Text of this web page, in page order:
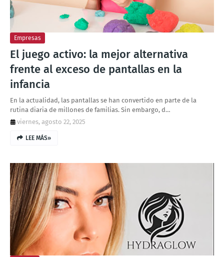
Empresas
El juego activo: la mejor alternativa
frente al exceso de pantallas en la
infancia
En la actualidad, las pantallas se han convertido en parte de la
rutina diaria de millones de familias. Sin embargo, d…
viernes, agosto 22, 2025
LEE MÁS»